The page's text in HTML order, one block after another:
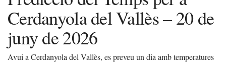
Cerdanyola del Vallès – 20 de
juny de 2026
Avui a Cerdanyola del Vallès, es preveu un dia amb temperatures